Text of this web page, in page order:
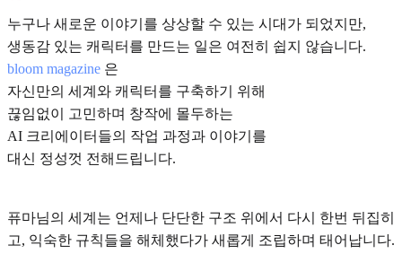
누구나 새로운 이야기를 상상할 수 있는 시대가 되었지만,
생동감 있는 캐릭터를 만드는 일은 여전히 쉽지 않습니다.
bloom magazine 은
자신만의 세계와 캐릭터를 구축하기 위해
끊임없이 고민하며 창작에 몰두하는
AI 크리에이터들의 작업 과정과 이야기를
대신 정성껏 전해드립니다.
퓨마님의 세계는 언제나 단단한 구조 위에서 다시 한번 뒤집히
고, 익숙한 규칙들을 해체했다가 새롭게 조립하며 태어납니다.